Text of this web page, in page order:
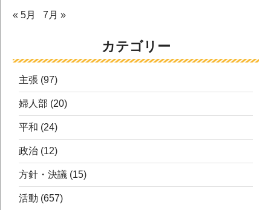
« 5月
7月 »
カテゴリー
主張 (97)
婦人部 (20)
平和 (24)
政治 (12)
方針・決議 (15)
活動 (657)